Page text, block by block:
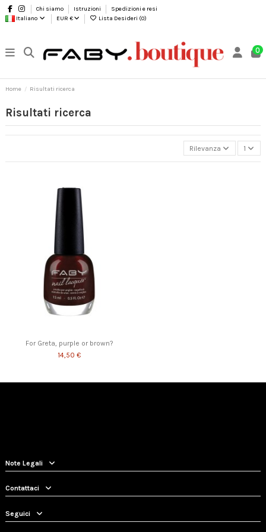
Chi siamo Istruzioni
Spedizioni e resi
Italiano
EUR € Lista Desideri (0)
0
Home Risultati ricerca
Risultati ricerca
Rilevanza 1
For Greta, purple or brown?
14,50 €
Note Legali
Contattaci
Seguici